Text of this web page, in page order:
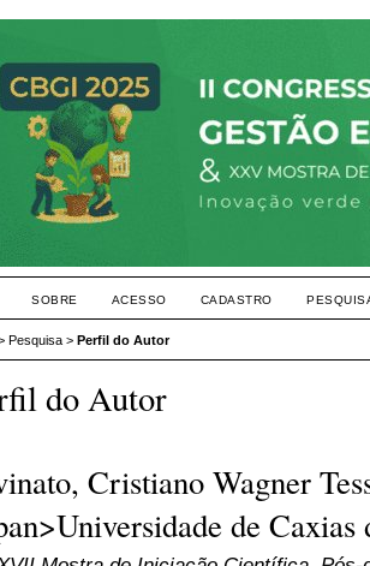
SOBRE ACESSO CADASTRO
Pesquisa > Perfil do Autor
do Autor
Cristiano Wagner
de Caxias